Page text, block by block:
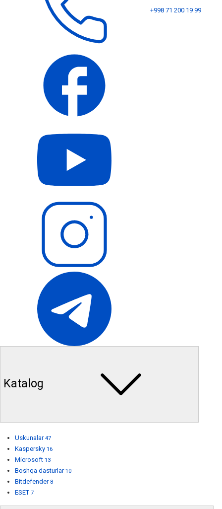
+998 71 200 19 99
Katalog
Uskunalar 47
Kaspersky 16
Microsoft 13
Boshqa dasturlar 10
Bitdefender 8
ESET 7